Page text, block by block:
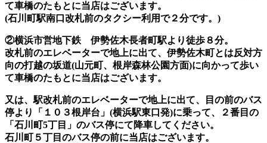
て車橋のたもとに当店はございます。
(石川町駅南口改札前のタクシー利用で２分です。)
②横浜市営地下鉄 伊勢佐木長者町駅より徒歩８分。
改札前のエレベーターで地上に出て、伊勢佐木町とは反対方
向の打越の坂道(山元町、根岸森林公園方面)に向かって歩い
て車橋のたもとに当店はございます。
又は、駅改札前のエレベーターで地上に出て、目の前のバス
停より「１０３根岸台」(横浜駅東口発)に乗って、２番目の
「石川町5丁目」のバス停にて降車してください。
石川町５丁目のバス停の前に当店はございます。